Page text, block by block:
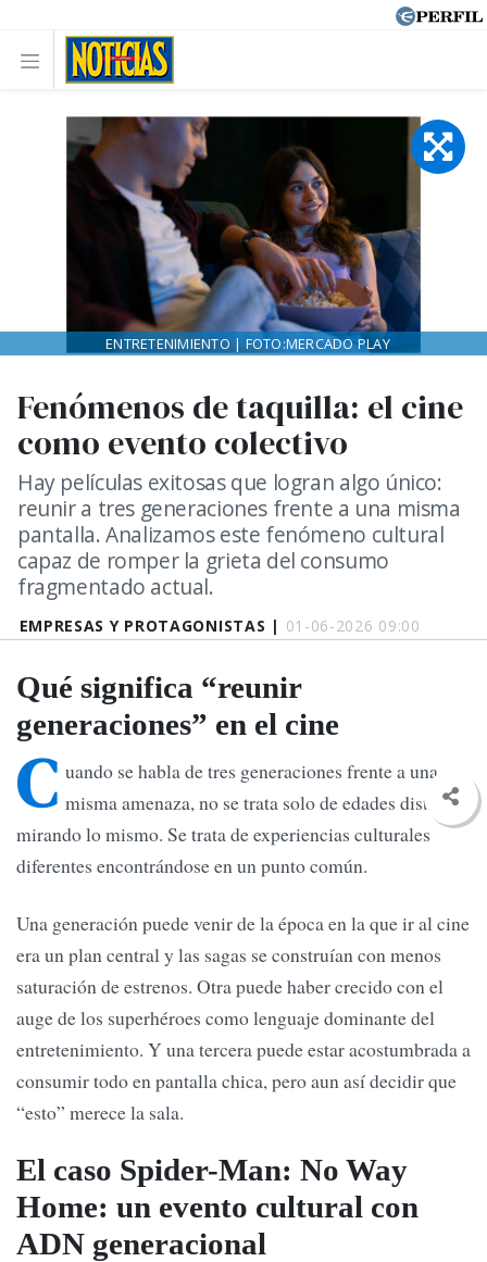
EMPRESAS Y PROTAGONISTAS | 01-06-2026 09:00
Fenómenos de taquilla: el cine
como evento colectivo
Hay películas exitosas que logran algo único:
reunir a tres generaciones frente a una misma
pantalla. Analizamos este fenómeno cultural
capaz de romper la grieta del consumo
fragmentado actual.
ENTRETENIMIENTO | FOTO:MERCADO PLAY
Qué significa “reunir
generaciones” en el cine
C uando se habla de tres generaciones frente a una
misma amenaza, no se trata solo de edades distintas
mirando lo mismo. Se trata de experiencias culturales
diferentes encontrándose en un punto común.
Una generación puede venir de la época en la que ir al cine
era un plan central y las sagas se construían con menos
saturación de estrenos. Otra puede haber crecido con el
auge de los superhéroes como lenguaje dominante del
entretenimiento. Y una tercera puede estar acostumbrada a
consumir todo en pantalla chica, pero aun así decidir que
“esto” merece la sala.
El caso Spider-Man: No Way
Home: un evento cultural con
ADN generacional